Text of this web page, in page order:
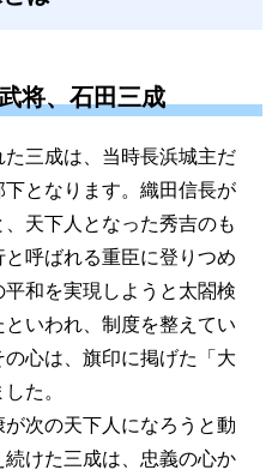
将、石田三成
三成は、当時長浜城主だ
となります。織田信長が
天下人となった秀吉のも
呼ばれる重臣に登りつめ
和を実現しようと太閤検
いわれ、制度を整えてい
心は、旗印に掲げた「大
た。
次の天下人になろうと動
けた三成は、忠義の心か